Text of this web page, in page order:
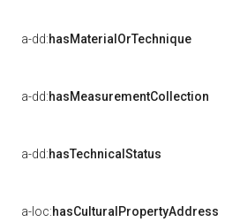
a-dd:hasMaterialOrTechnique
a-dd:hasMeasurementCollection
a-dd:hasTechnicalStatus
a-loc:hasCulturalPropertyAddress